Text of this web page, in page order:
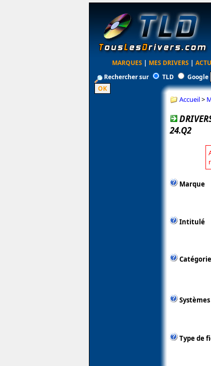
MARQUES | MES DRIVERS |
Rechercher sur
TLD Google
Accueil>
24.Q2
Marque
Intitulé
Type de